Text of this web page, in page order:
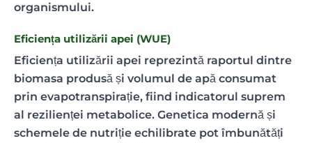
organismului.
Eficiența utilizării apei (WUE)
Eficiența utilizării apei reprezintă raportul dintre
biomasa produsă și volumul de apă consumat
prin evapotranspirație, fiind indicatorul suprem
al rezilienței metabolice. Genetica modernă și
schemele de nutriție echilibrate pot îmbunătăți